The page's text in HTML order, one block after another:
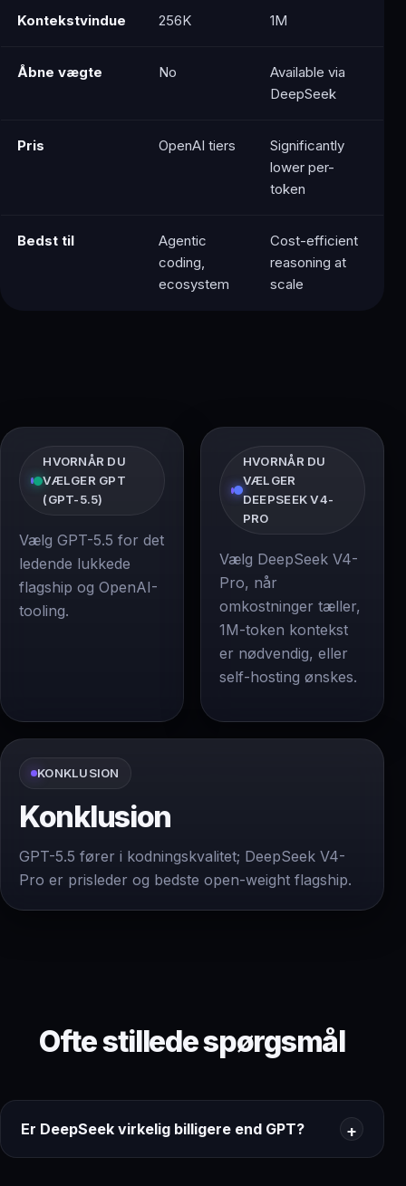
Kontekstvindue 256K 1M
Åbne vægte No
Available via
DeepSeek
Pris OpenAI tiers
Significantly
lower per-
token
Bedst til
Agentic
coding,
ecosystem
Cost-efficient
reasoning at
scale
HVORNÅR DU
VÆLGER GPT
(GPT-5.5)
Vælg GPT-5.5 for det
ledende lukkede
flagship og OpenAI-
tooling.
HVORNÅR DU
VÆLGER
DEEPSEEK V4-
PRO
Vælg DeepSeek V4-
Pro, når
omkostninger tæller,
1M-token kontekst
er nødvendig, eller
self-hosting ønskes.
KONKLUSION
Konklusion
GPT-5.5 fører i kodningskvalitet; DeepSeek V4-
Pro er prisleder og bedste open-weight flagship.
Ofte stillede spørgsmål
Er DeepSeek virkelig billigere end GPT?